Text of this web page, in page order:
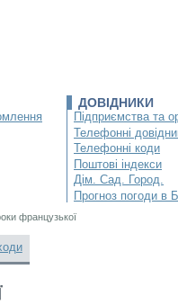
ДОВІДНИКИ
Підприємства та
Телефонні
Телефонні коди
Поштові індекси
Дім. Сад. Город.
Прогноз погоди в
французької